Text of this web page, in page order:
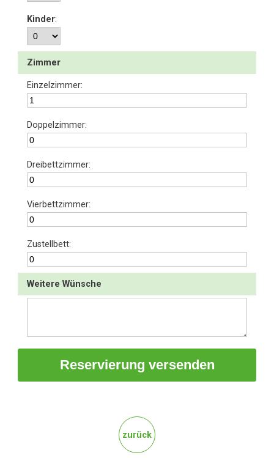
Kinder:
Zimmer
Einzelzimmer:
Doppelzimmer:
Dreibettzimmer:
Vierbettzimmer:
Zustellbett:
Weitere Wünsche
zurück